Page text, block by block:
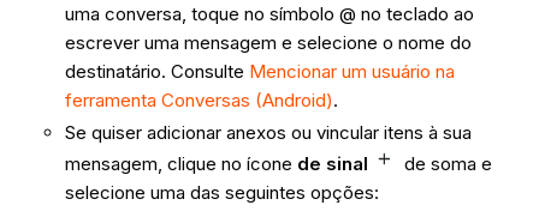
uma conversa, toque no símbolo @ no teclado ao
escrever uma mensagem e selecione o nome do
destinatário. Consulte Mencionar um usuário na
ferramenta Conversas (Android).
Se quiser adicionar anexos ou vincular itens à sua
mensagem, clique no ícone de sinal
de soma e
selecione uma das seguintes opções: